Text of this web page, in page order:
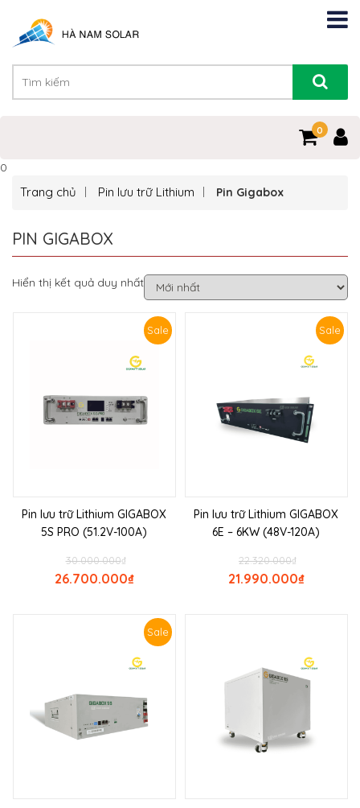
0
0
Trang chủ Pin lưu trữ Lithium Pin Gigabox
PIN GIGABOX
Hiển thị kết quả duy nhất
Sale
Pin lưu trữ Lithium GIGABOX
5S PRO (51.2V-100A)
₫
30.000.000
₫
26.700.000
Sale
Pin lưu trữ Lithium GIGABOX
6E – 6KW (48V-120A)
₫
22.320.000
₫
21.990.000
Sale